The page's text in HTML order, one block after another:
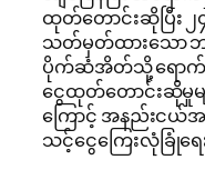
ထုတ်တောင်းဆိုပြီး ၂
သတ်မှတ်ထားသော
ပိုက်ဆံအိတ်သို့ ရောက်
ငွေထုတ်တောင်းဆိုမှုမျ
ကြောင့် အနည်းငယ်
သင့်ငွေကြေးလုံခြုံ